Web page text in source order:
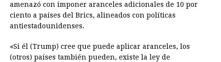
amenazó con imponer aranceles adicionales de 10 por
ciento a países del Brics, alineados con políticas
antiestadounidenses.
«Si él (Trump) cree que puede aplicar aranceles, los
(otros) países también pueden, existe la ley de